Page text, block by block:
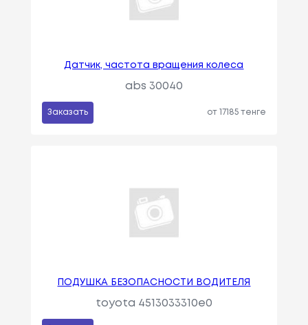
Датчик, частота вращения колеса
abs 30040
Заказать от 17185 тенге
ПОДУШКА БЕЗОПАСНОСТИ ВОДИТЕЛЯ
toyota 4513033310e0